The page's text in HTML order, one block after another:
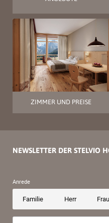
ZIMMER UND PREISE
NEWSLETTER DER STELVIO